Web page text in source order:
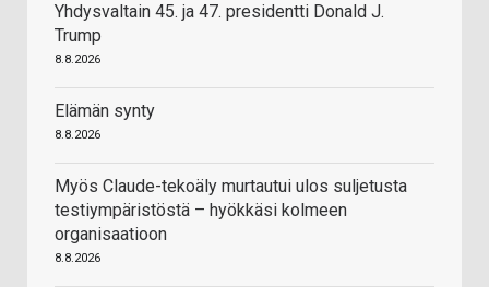
Yhdysvaltain 45. ja 47. presidentti Donald J.
Trump
8.8.2026
Elämän synty
8.8.2026
Myös Claude-tekoäly murtautui ulos suljetusta
testiympäristöstä – hyökkäsi kolmeen
organisaatioon
8.8.2026